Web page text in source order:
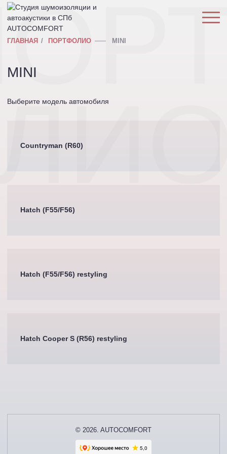
ГЛАВНАЯ ПОРТФОЛИО MINI
MINI
Выберите модель автомобиля
Countryman (R60)
Hatch (F55/F56)
Hatch (F55/F56) restyling
Hatch Cooper S (R56) restyling
© 2026. AUTOCOMFORT